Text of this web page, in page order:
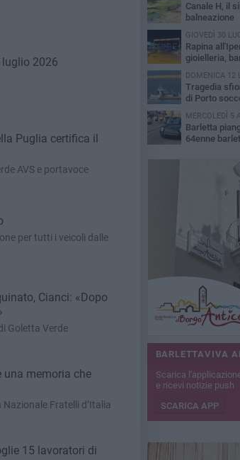
2026
Puglia certifica il
AVS e portavoce
per tutti i veicoli dalle
Cianci: «Dopo
Goletta Verde
una memoria che
Fratelli d’Italia
15 lavoratori di
Canale H, il
balneazione
GIOVEDÌ 30
Rapina
gioielleria,
DOMENICA 12
Tragedia
di Porto
tavole Sup
MERCOLEDÌ 5
Barletta
64enne
BARLETTAVIVA
Scarica
e ricevi notizie push
SCARICA APP